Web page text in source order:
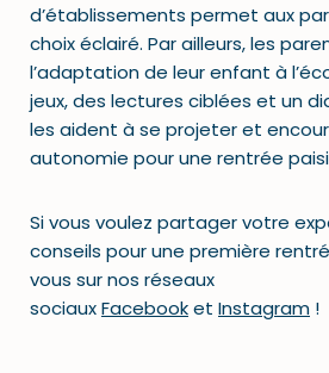
d’établissements permet aux
choix éclairé. Par ailleurs, les
l’adaptation de leur enfant à
jeux, des lectures ciblées et un
les aident à se projeter et
autonomie pour une rentrée
Si vous voulez partager votre
conseils pour une première
vous sur nos réseaux
sociauxFacebooket Instagram !